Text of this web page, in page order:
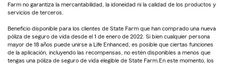
Farm no garantiza la mercantabilidad, la idoneidad ni la calidad de los productos y
servicios de terceros.
Beneficio disponible para los clientes de State Farm que han comprado una nueva
póliza de seguro de vida desde el 1 de enero de 2022. Si bien cualquier persona
mayor de 18 años puede unirse a Life Enhanced, es posible que ciertas funciones
de la aplicación, incluyendo las recompensas, no estén disponibles a menos que
tengas una póliza de seguro de vida elegible de State Farm.En este momento, los